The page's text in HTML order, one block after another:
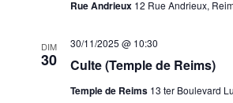
Rue Andrieux 12 Rue Andrieux,
DIM
30 Culte (Temple de Reims)
30/11/2025 @ 10:30
Temple de Reims 13 ter Boulevard